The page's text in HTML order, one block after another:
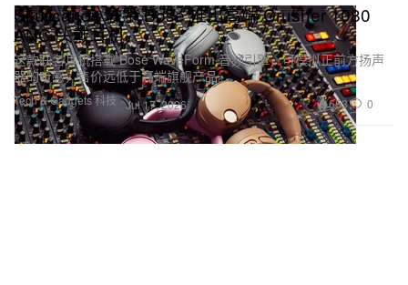
Tech & Gadgets 科技
Skullcandy 联手 Bose 推出高端 Crusher 1080
ANC 头戴耳机
这款联名耳机搭载 Bose WaveForm 音频引擎，可模拟正前方扬声
器的听感，售价远低于高端旗舰产品。
Jul 17, 2026 653 0